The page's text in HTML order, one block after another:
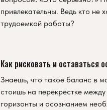
привлекательны. Ведь кто не
трудоемкой работы?
Как рисковать и оставаться
Знаешь, что такое баланс в
стоишь на перекрестке
горизонты и осознанием